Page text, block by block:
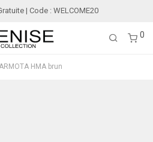
| Code : WELCOME20
0
HMA brun